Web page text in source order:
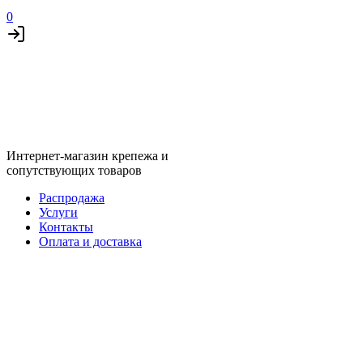
0
Интернет-магазин крепежа и
сопутствующих товаров
Распродажа
Услуги
Контакты
Оплата и доставка